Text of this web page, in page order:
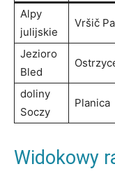
Alpy
⁢julijskie
Vršič
Jezioro
Bled
doliny⁣
Soczy
Planica
Widokowy